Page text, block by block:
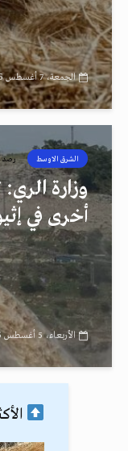
الجمعة، 7 أغسطس 2026، 6:31 ص
الشرق الاوسط رصد
وزارة
أخرى في
الأربعاء، 5 أغسطس 2026، 6:44 ص